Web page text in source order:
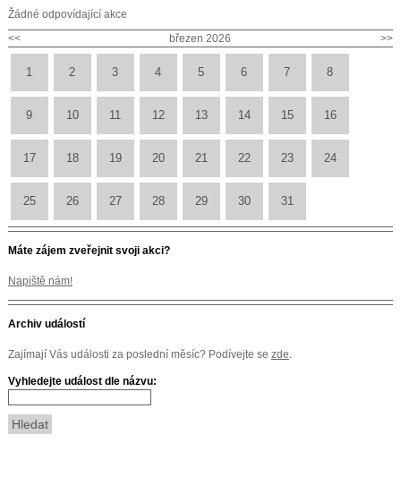
Žádné odpovídající akce
<<
>>
březen 2026
1 2 3 4 5 6 7 8
9 10 11 12 13 14 15 16
17 18 19 20 21 22 23 24
25 26 27 28 29 30 31
Máte zájem zveřejnit svoji akci?
Napiště nám!
Archiv událostí
Zajímají Vás události za poslední měsíc? Podívejte se zde.
Vyhledejte událost dle názvu: